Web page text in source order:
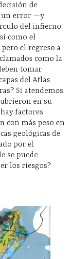
de
un error —y
del infierno
como el
el regreso a
como la
tomar
del Atlas
Si atendemos
en su
factores
con más peso en
geológicas de
por el
se puede
los riesgos?